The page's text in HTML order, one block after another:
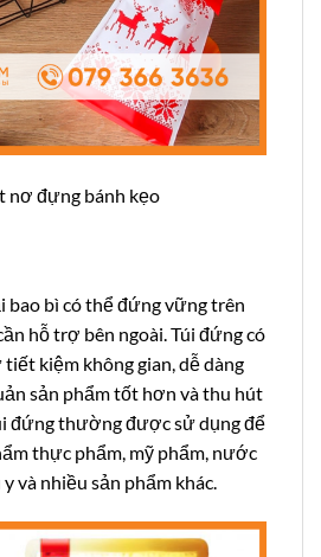
nơ đựng bánh kẹo
bao bì có thể đứng vững trên
hỗ trợ bên ngoài. Túi đứng có
kiệm không gian, dễ dàng
sản phẩm tốt hơn và thu hút
đứng thường được sử dụng để
thực phẩm, mỹ phẩm, nước
và nhiều sản phẩm khác.